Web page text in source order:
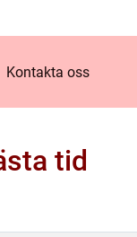
Kontakta oss
tid